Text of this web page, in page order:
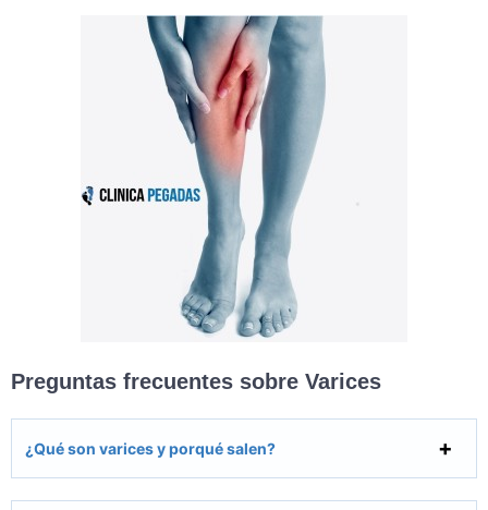
Preguntas frecuentes sobre Varices
¿Qué son varices y porqué salen?